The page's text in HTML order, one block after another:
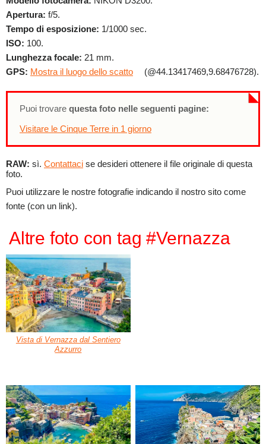
Apertura: f/5.
Tempo di esposizione: 1/1000 sec.
ISO: 100.
Lunghezza focale: 21 mm.
GPS: Mostra il luogo dello scatto (@44.13417469,9.68476728).
Puoi trovare questa foto nelle seguenti pagine:
Visitare le Cinque Terre in 1 giorno
RAW: sì. Contattaci se desideri ottenere il file originale di questa
foto.
Puoi utilizzare le nostre fotografie indicando il nostro sito come
fonte (con un link).
Altre foto con tag #Vernazza
Vista di Vernazza dal Sentiero
Azzurro